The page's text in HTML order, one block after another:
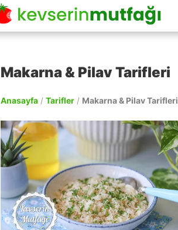
Makarna & Pilav Tarifleri
Anasayfa / Tarifler / Makarna & Pilav Tarifleri